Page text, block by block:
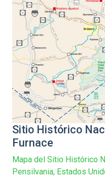
Sitio Histórico
Furnace
Mapa del Sitio Histórico
Pensilvania, Estados